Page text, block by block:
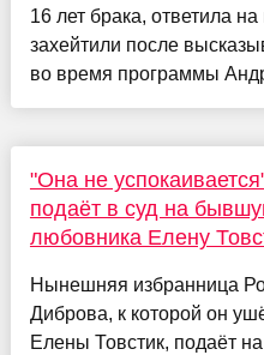
16 лет брака, ответила
захейтили после
во время программы
"Она не
подаёт в суд на
любовника Елену
Нынешняя избранница
Диброва, к которой он
Елены Товстик, подаёт